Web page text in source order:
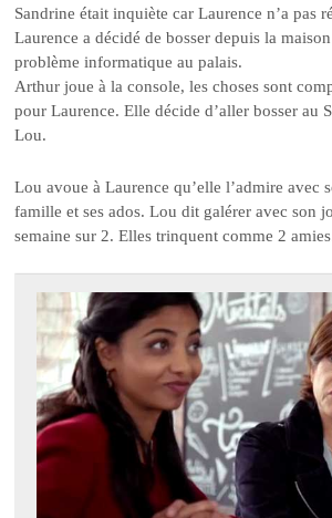
Sandrine était inquiète car Laurence n’a pas
Laurence a décidé de bosser depuis la
problème informatique au palais.
Arthur joue à la console, les choses sont
pour Laurence. Elle décide d’aller bosser au
Lou.
Lou avoue à Laurence qu’elle l’admire avec
famille et ses ados. Lou dit galérer avec son
semaine sur 2. Elles trinquent comme 2